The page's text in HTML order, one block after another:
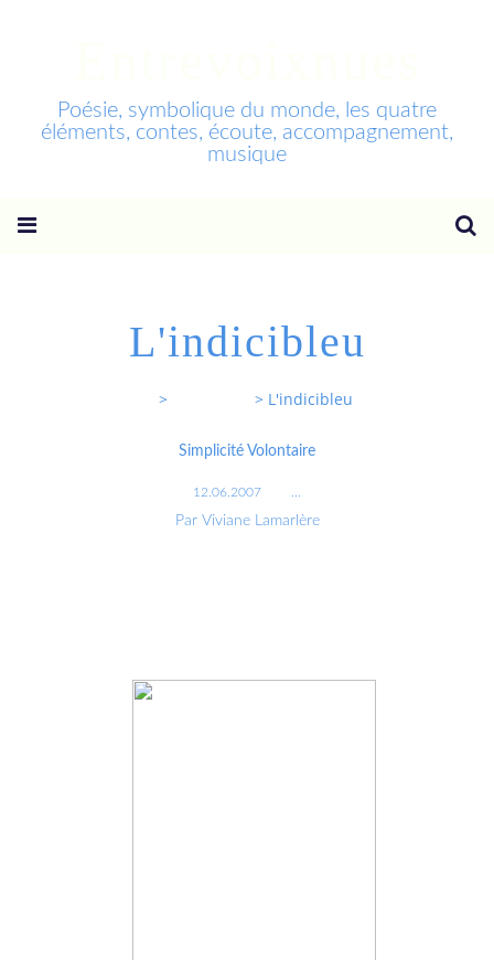
Poésie, symbolique du monde, les quatre
éléments, contes, écoute, accompagnement,
musique
L'indicibleu
> > L'indicibleu
Simplicité Volontaire
12.06.2007
Par Viviane Lamarlère